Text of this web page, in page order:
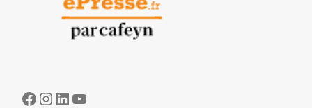
Facebook
Instagram
LinkedIn
YouTube